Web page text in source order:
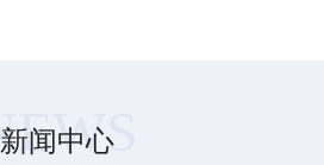
NEWS
新闻中心